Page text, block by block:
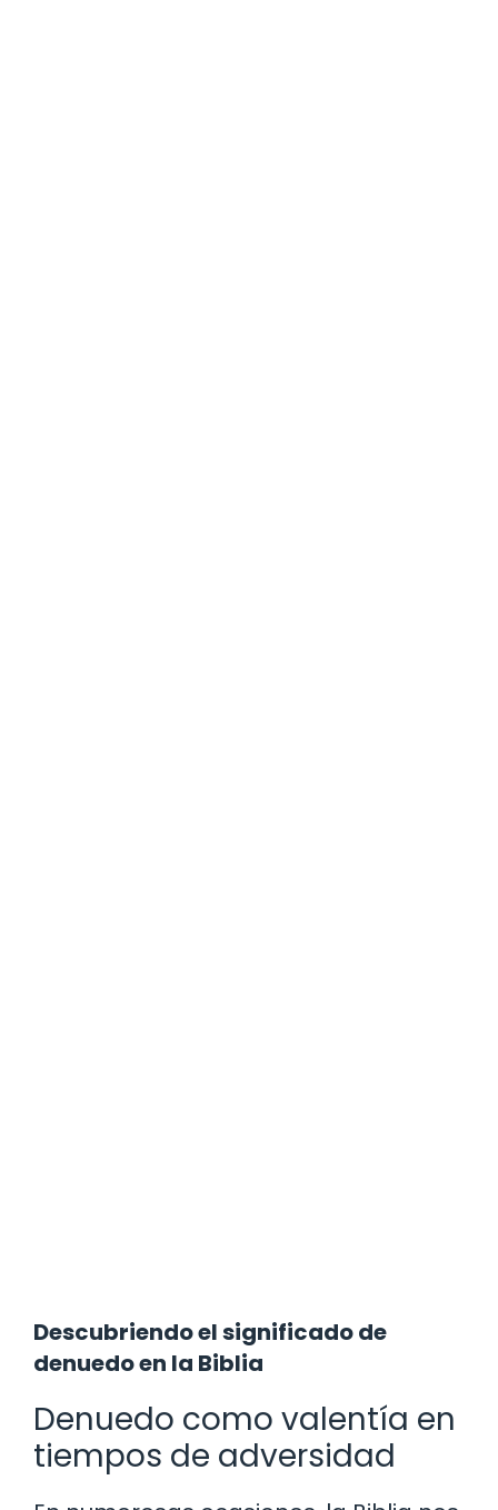
Descubriendo el significado de
denuedo en la Biblia
Denuedo como valentía en
tiempos de adversidad